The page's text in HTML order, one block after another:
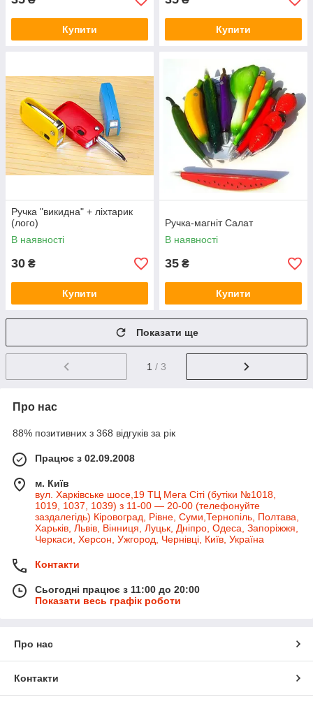
Купити Купити
Ручка "викидна" + ліхтарик
(лого)
В наявності
30 ₴
Купити
Ручка-магніт Салат
В наявності
35 ₴
Купити
Показати ще
1 / 3
Про нас
88% позитивних з 368 відгуків за рік
Працює з 02.09.2008
м. Київ
вул. Харківське шосе,19 ТЦ Мега Сіті (бутіки №1018,
1019, 1037, 1039) з 11-00 — 20-00 (телефонуйте
заздалегідь) Кіровоград, Рівне, Суми,Тернопіль, Полтава,
Харьків, Львів, Вінниця, Луцьк, Дніпро, Одеса, Запоріжжя,
Черкаси, Херсон, Ужгород, Чернівці, Київ, Україна
Контакти
Сьогодні працює з 11:00 до 20:00
Показати весь графік роботи
Про нас
Контакти